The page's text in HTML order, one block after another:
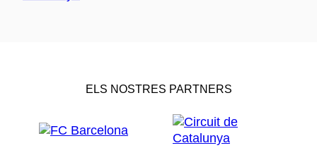
ELS NOSTRES PARTNERS